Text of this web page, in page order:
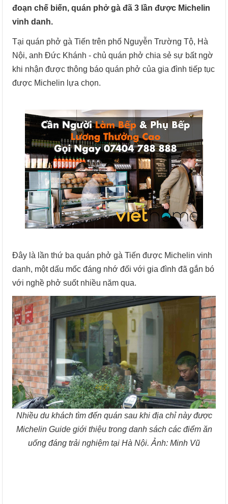
đoạn chế biến, quán phở gà đã 3 lần được Michelin
vinh danh.
Tại quán phở gà Tiến trên phố Nguyễn Trường Tộ, Hà
Nội, anh Đức Khánh - chủ quán phở chia sẻ sự bất ngờ
khi nhận được thông báo quán phở của gia đình tiếp tục
được Michelin lựa chọn.
Đây là lần thứ ba quán phở gà Tiến được Michelin vinh
danh, một dấu mốc đáng nhớ đối với gia đình đã gắn bó
với nghề phở suốt nhiều năm qua.
Nhiều du khách tìm đến quán sau khi địa chỉ này được
Michelin Guide giới thiệu trong danh sách các điểm ăn
uống đáng trải nghiệm tại Hà Nội. Ảnh: Minh Vũ